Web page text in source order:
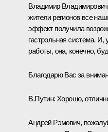
Владимир
жители регионов все
эффект получила
гастрольная система. И,
работы, она, конечно,
Благодарю Вас за
В.Путин: Хорошо,
Андрей Рэмович,